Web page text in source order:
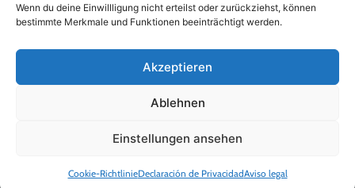
Wenn du deine Einwillligung nicht erteilst oder zurückziehst, können
bestimmte Merkmale und Funktionen beeinträchtigt werden.
Akzeptieren
Ablehnen
Einstellungen ansehen
Cookie-RichtlinieDeclaración de PrivacidadAviso legal
Seguir en Instagram
Términos y condiciones| Creado con